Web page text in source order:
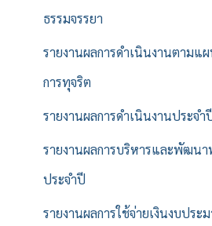
ธรรมจรรยา
รายงานผลการดำเนินงานตามแ
การทุจริต
รายงานผลการดำเนินงานประจำ
รายงานผลการบริหารและพัฒน
ประจำปี
รายงานผลการใช้จ่ายเงินงบปร